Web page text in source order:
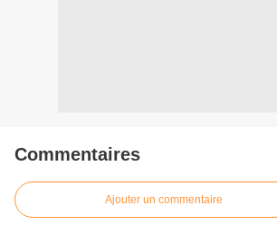
Commentaires
Ajouter un commentaire